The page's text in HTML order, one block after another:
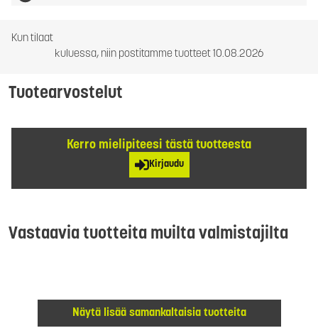
Kun tilaat
kuluessa, niin postitamme tuotteet 10.08.2026
Tuotearvostelut
Kerro mielipiteesi tästä tuotteesta
Kirjaudu
Vastaavia tuotteita muilta valmistajilta
Näytä lisää samankaltaisia tuotteita